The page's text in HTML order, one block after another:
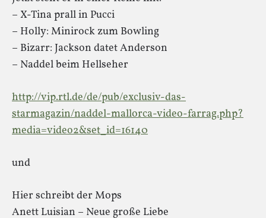
– X-Tina prall in Pucci
– Holly: Minirock zum Bowling
– Bizarr: Jackson datet Anderson
– Naddel beim Hellseher
http://vip.rtl.de/de/pub/exclusiv-das-
starmagazin/naddel-mallorca-video-farrag.php?
media=video2&set_id=16140
und
Hier schreibt der Mops
Anett Luisian – Neue große Liebe